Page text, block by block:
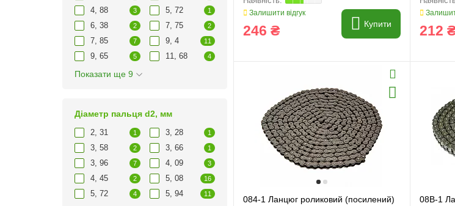
4, 88 3 5, 72 1
6, 38 2 7, 75 2
7, 85 7 9, 4 11
9, 65 5 11, 68 4
Показати ще 9
Діаметр пальця d2, мм
2, 31 1 3, 28 1
3, 58 2 3, 66 1
3, 96 7 4, 09 3
4, 45 2 5, 08 16
5, 72 4 5, 94 11
Залишити відгук
246 ₴ Купити 212
084-1 Ланцюг роликовий (посилений)
08B-1